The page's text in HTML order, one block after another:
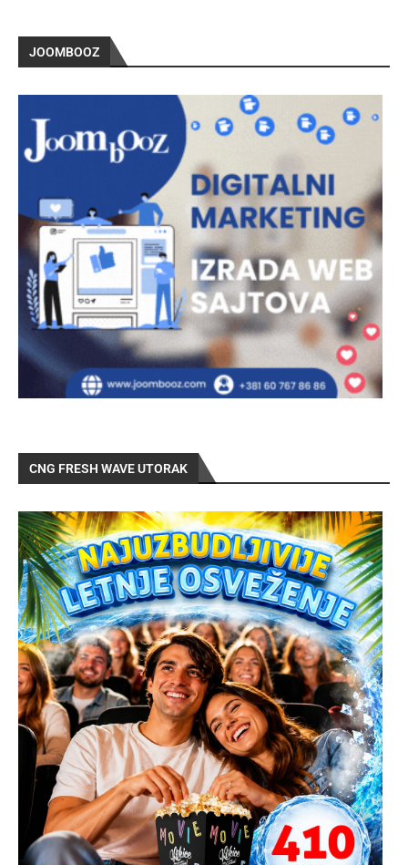
JOOMBOOZ
CNG FRESH WAVE UTORAK